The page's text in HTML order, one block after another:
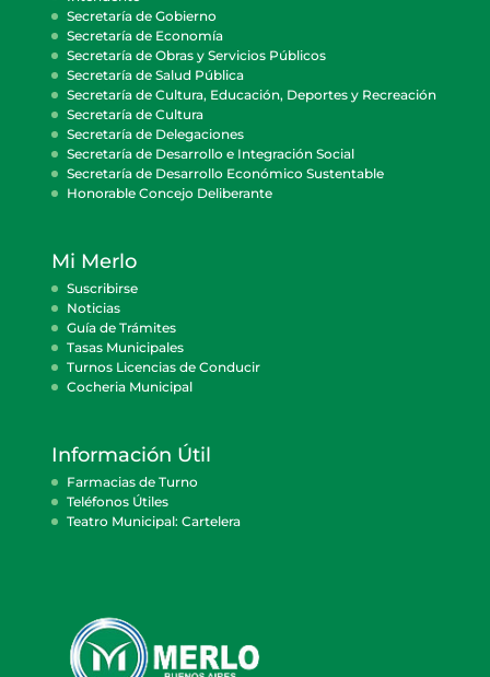
Secretaría de Gobierno
Secretaría de Economía
Secretaría de Obras y Servicios Públicos
Secretaría de Salud Pública
Secretaría de Cultura, Educación, Deportes y Recreación
Secretaría de Cultura
Secretaría de Delegaciones
Secretaría de Desarrollo e Integración Social
Secretaría de Desarrollo Económico Sustentable
Honorable Concejo Deliberante
Mi Merlo
Suscribirse
Noticias
Guía de Trámites
Tasas Municipales
Turnos Licencias de Conducir
Cocheria Municipal
Información Útil
Farmacias de Turno
Teléfonos Útiles
Teatro Municipal: Cartelera